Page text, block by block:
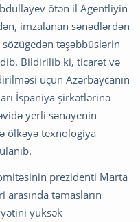
ötən il Agentliyin
imzalanan sənədlərdən
təşəbbüslərin
Bildirilib ki, ticarət və
üçün Azərbaycanın
İspaniya şirkətlərinə
yerli sənayenin
ölkəyə texnologiya
prezidenti Marta
təmasların
yüksək